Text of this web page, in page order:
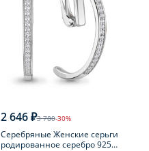
2 646 ₽3 780-30%
Серебряные Женские серьги
родированное серебро 925